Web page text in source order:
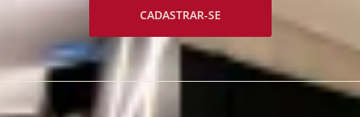
CADASTRAR-SE